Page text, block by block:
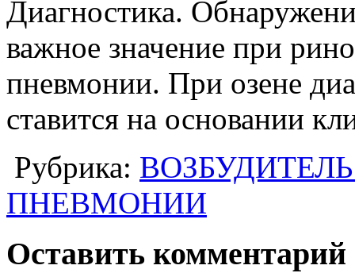
Диагностика.
важное значение при
пневмонии. При озене
ставится на основании
Рубрика:
ПНЕВМОНИИ
Оставить комментарий